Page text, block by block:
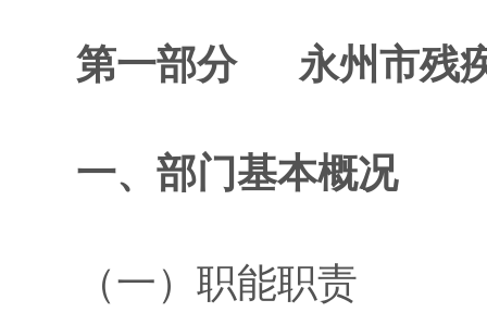
第一部分 永州市残
一、部门基本概况
（一）职能职责